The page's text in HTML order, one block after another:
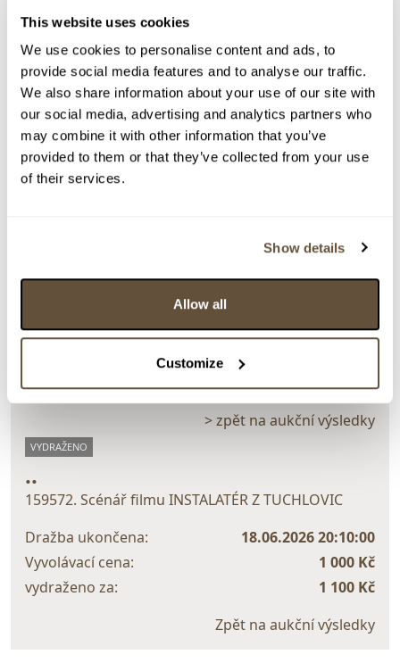
This website uses cookies
We use cookies to personalise content and ads, to
provide social media features and to analyse our traffic.
We also share information about your use of our site with
our social media, advertising and analytics partners who
may combine it with other information that you’ve
provided to them or that they’ve collected from your use
of their services.
Show details
Allow all
Customize
> Zobrazit detail položky a informace o autorovi
> zpět na aukční výsledky
VYDRAŽENO
..
159572. Scénář filmu INSTALATÉR Z TUCHLOVIC
Dražba ukončena:
18.06.2026 20:10:00
Vyvolávací cena:
1 000 Kč
vydraženo za:
1 100 Kč
Zpět na aukční výsledky